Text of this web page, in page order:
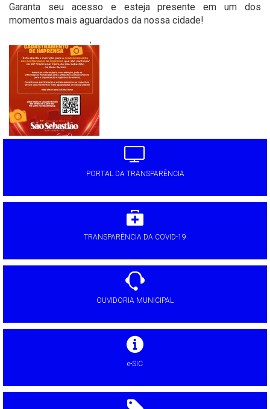
Garanta seu acesso e esteja presente em um dos
momentos mais aguardados da nossa cidade!
PORTAL DA TRANSPARÊNCIA
TRANSPARÊNCIA DA COVID-19
OUVIDORIA MUNICIPAL
e-SIC
'